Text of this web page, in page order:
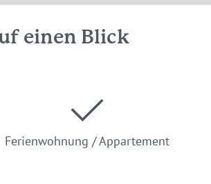
einen Blick
Ferienwohnung / Appartement